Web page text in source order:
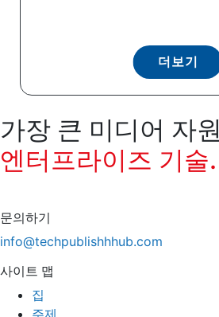
더보기
가장 큰 미디어 자원
엔터프라이즈 기술.
문의하기
info@techpublishhhub.com
사이트 맵
집
주제